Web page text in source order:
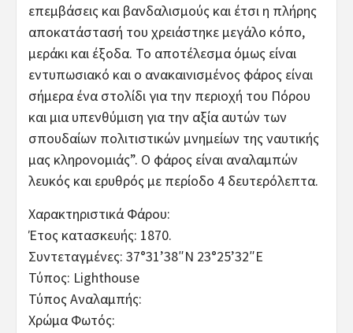
επεμβάσεις και βανδαλισμούς και έτσι η πλήρης
αποκατάστασή του χρειάστηκε μεγάλο κόπο,
μεράκι και έξοδα. Το αποτέλεσμα όμως είναι
εντυπωσιακό και ο ανακαινισμένος φάρος είναι
σήμερα ένα στολίδι για την περιοχή του Πόρου
και μια υπενθύμιση για την αξία αυτών των
σπουδαίων πολιτιστικών μνημείων της ναυτικής
μας κληρονομιάς”. Ο φάρος είναι αναλαμπών
λευκός και ερυθρός με περίοδο 4 δευτερόλεπτα.
Χαρακτηριστικά Φάρου:
Έτος κατασκευής: 1870.
Συντεταγμένες: 37°31’38″N 23°25’32″E
Τύπος: Lighthouse
Τύπος Αναλαμπής:
Χρώμα Φωτός: